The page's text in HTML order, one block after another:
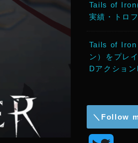
Tails of
実績・トロ
Tails of Iron
ン）をプレ
Dアクション
＼Follow